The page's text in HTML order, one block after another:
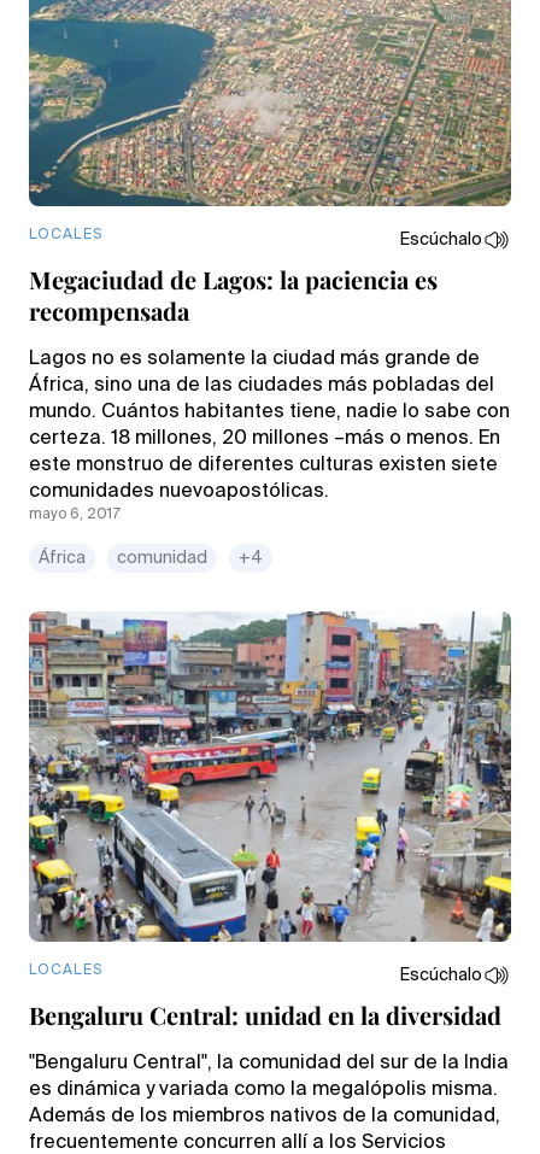
LOCALES Escúchalo
Megaciudad de Lagos: la paciencia es
recompensada
Lagos no es solamente la ciudad más grande de
África, sino una de las ciudades más pobladas del
mundo. Cuántos habitantes tiene, nadie lo sabe con
certeza. 18 millones, 20 millones –más o menos. En
este monstruo de diferentes culturas existen siete
comunidades nuevoapostólicas.
mayo 6, 2017
África comunidad +4
LOCALES Escúchalo
Bengaluru Central: unidad en la diversidad
"Bengaluru Central", la comunidad del sur de la India
es dinámica y variada como la megalópolis misma.
Además de los miembros nativos de la comunidad,
frecuentemente concurren allí a los Servicios